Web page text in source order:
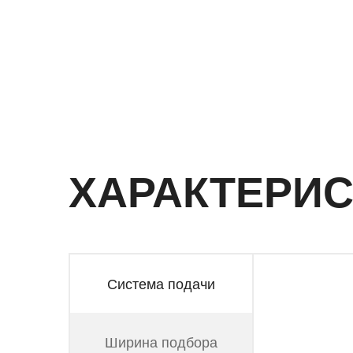
Система подачи
Ширина подбора